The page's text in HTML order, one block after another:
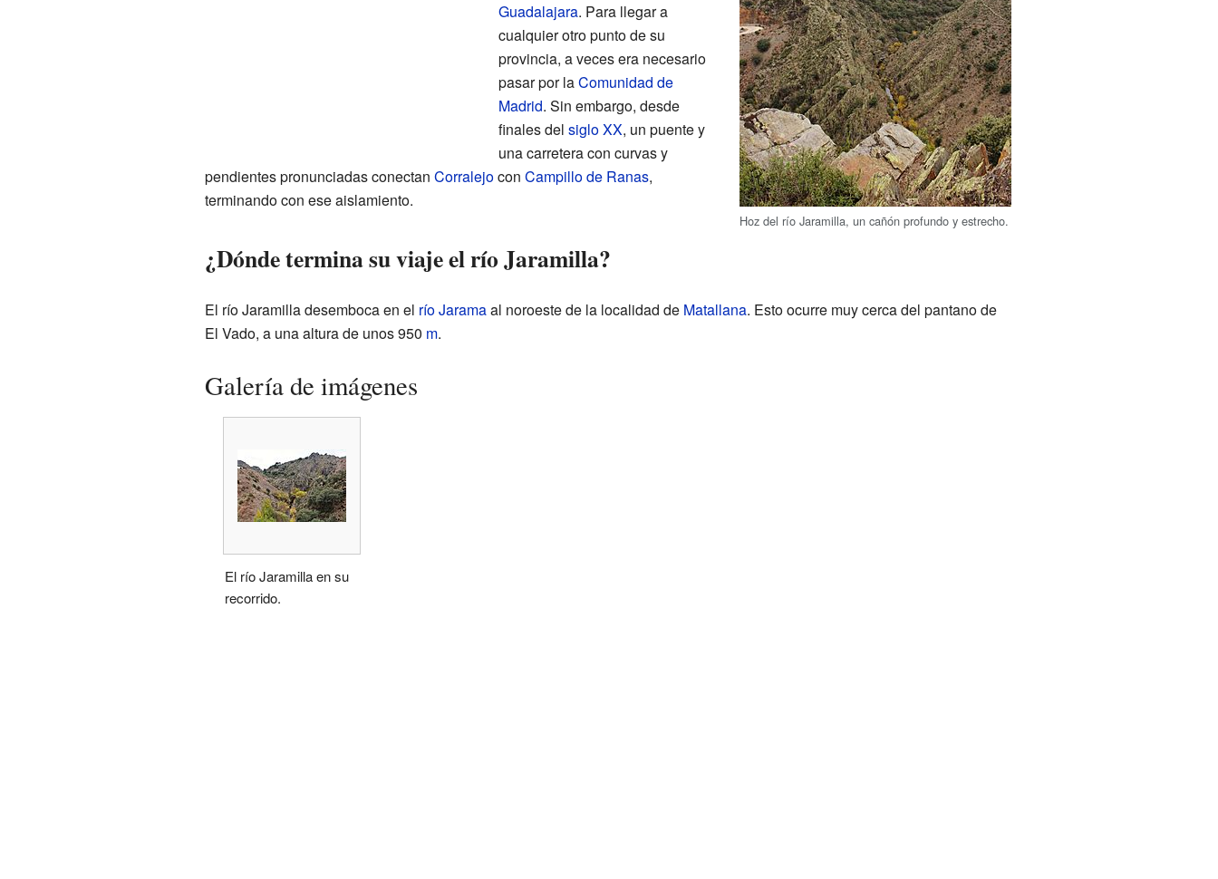
Hoz del río Jaramilla, un cañón profundo y estrecho.
Guadalajara. Para llegar a
cualquier otro punto de su
provincia, a veces era necesario
pasar por laComunidad de
Madrid. Sin embargo, desde
finales del siglo XX, un puente y
una carretera con curvas y
pendientes pronunciadas conectan Corralejocon Campillo de Ranas,
terminando con ese aislamiento.
¿Dónde termina su viaje el río Jaramilla?
El río Jaramilla desemboca en el río Jaramaal noroeste de la localidad de Matallana. Esto ocurre muy cerca del pantano de
El Vado, a una altura de unos 950 m.
Galería de imágenes
El río Jaramilla en su
recorrido.